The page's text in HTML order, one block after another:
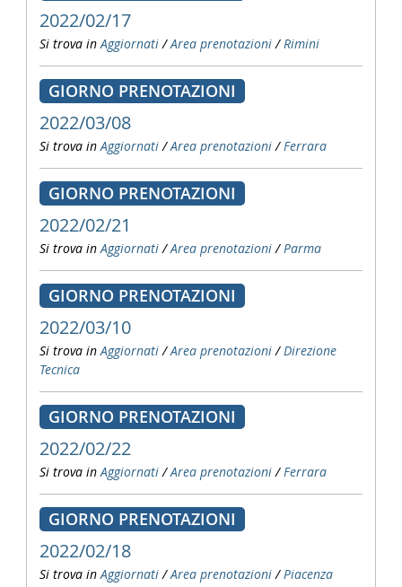
2022/02/17
Si trova in Aggiornati /Area prenotazioni /Rimini
GIORNO PRENOTAZIONI
2022/03/08
Si trova in Aggiornati /Area prenotazioni /Ferrara
GIORNO PRENOTAZIONI
2022/02/21
Si trova in Aggiornati /Area prenotazioni /Parma
GIORNO PRENOTAZIONI
2022/03/10
Si trova in Aggiornati /Area prenotazioni /Direzione
Tecnica
GIORNO PRENOTAZIONI
2022/02/22
Si trova in Aggiornati /Area prenotazioni /Ferrara
GIORNO PRENOTAZIONI
2022/02/18
Si trova in Aggiornati /Area prenotazioni /Piacenza